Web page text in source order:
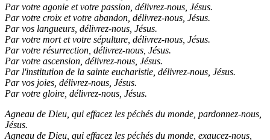
Par votre agonie et votre passion, délivrez-nous, Jésus.
Par votre croix et votre abandon, délivrez-nous, Jésus.
Par vos langueurs, délivrez-nous, Jésus.
Par votre mort et votre sépulture, délivrez-nous, Jésus.
Par votre résurrection, délivrez-nous, Jésus.
Par votre ascension, délivrez-nous, Jésus.
Par l'institution de la sainte eucharistie, délivrez-nous, Jésus.
Par vos joies, délivrez-nous, Jésus.
Par votre gloire, délivrez-nous, Jésus.
Agneau de Dieu, qui effacez les péchés du monde, pardonnez-nous,
Jésus.
Agneau de Dieu, qui effacez les péchés du monde, exaucez-nous,